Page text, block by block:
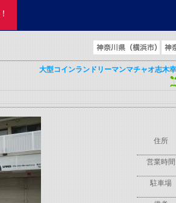
ーのマンマチャオとは > 大
大型コインランドリーマンマチャオ志
住所
営業時間
駐車場